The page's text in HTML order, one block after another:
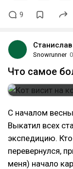
9
Snowrunner
Что самое
С началом
Выкатил всех
экспедицию.
перевернулся,
меня) начало